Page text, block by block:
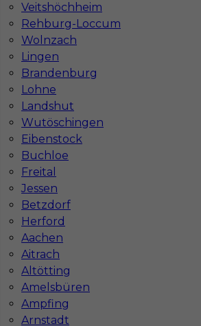
Veitshöchheim
Rehburg-Loccum
Wolnzach
Lingen
Brandenburg
Lohne
Landshut
Wutöschingen
Eibenstock
Buchloe
Freital
Jessen
Betzdorf
Herford
Aachen
Aitrach
Altötting
Amelsbüren
Ampfing
Arnstadt
Lokalizacja Niemcy
Wymagane języki
Stawka 20 - 22 € / h
Praca za granicą - monter okien
Kategoria
Lokalizacja Niemcy
Wymagane języki